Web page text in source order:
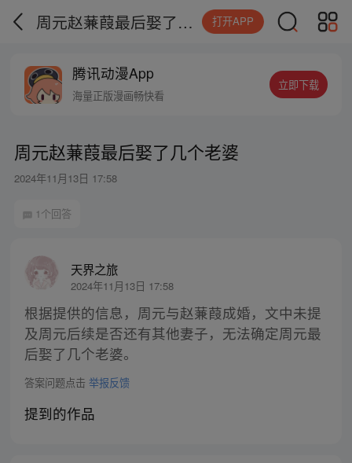
周元赵蒹葭最后娶了几个老婆 打开APP
腾讯动漫App
海量正版漫画畅快看
立即下载
周元赵蒹葭最后娶了几个老婆
2024年11月13日 17:58
1个回答
天界之旅
2024年11月13日 17:58
根据提供的信息，周元与赵蒹葭成婚，文中未提
及周元后续是否还有其他妻子，无法确定周元最
后娶了几个老婆。
答案问题点击 举报反馈
提到的作品